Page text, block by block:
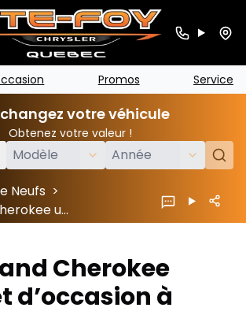
Promos Service
votre véhicule
Obtenez votre valeur !
Neufs >
Jeep Grand Cherokee usagé et d’occasion à vendre
Cherokee
d’occasion à